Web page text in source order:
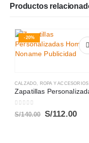
Productos
-20%
CALZADO ROPA Y ACCESORIOS
S/140.00 El
S/112.00El